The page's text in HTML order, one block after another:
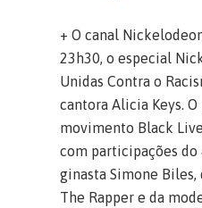
+ O canal
23h30, o especial
Unidas Contra o
cantora Alicia Keys.
movimento Black
com participações do
ginasta Simone Biles,
The Rapper e da